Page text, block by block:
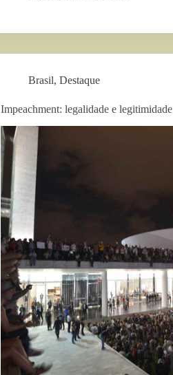
Brasil,Destaque
Impeachment: legalidade e legitimidade